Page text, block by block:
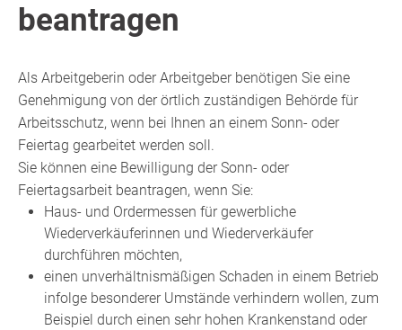
beantragen
Als Arbeitgeberin oder Arbeitgeber benötigen Sie eine
Genehmigung von der örtlich zuständigen Behörde für
Arbeitsschutz, wenn bei Ihnen an einem Sonn- oder
Feiertag gearbeitet werden soll.
Sie können eine Bewilligung der Sonn- oder
Feiertagsarbeit beantragen, wenn Sie:
Haus- und Ordermessen für gewerbliche
Wiederverkäuferinnen und Wiederverkäufer
durchführen möchten,
einen unverhältnismäßigen Schaden in einem Betrieb
infolge besonderer Umstände verhindern wollen, zum
Beispiel durch einen sehr hohen Krankenstand oder